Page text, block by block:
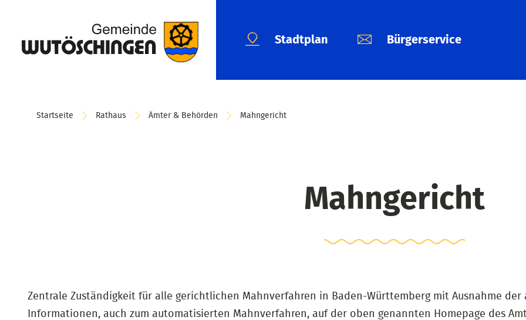
Stadtplan Bürgerservice
Startseite Rathaus Ämter & Behörden Mahngericht
Mahngericht
Zentrale Zuständigkeit für alle gerichtlichen Mahnverfahren in Baden-Württemberg mit Ausnahme
Informationen, auch zum automatisierten Mahnverfahren, auf der oben genannten Homepage des